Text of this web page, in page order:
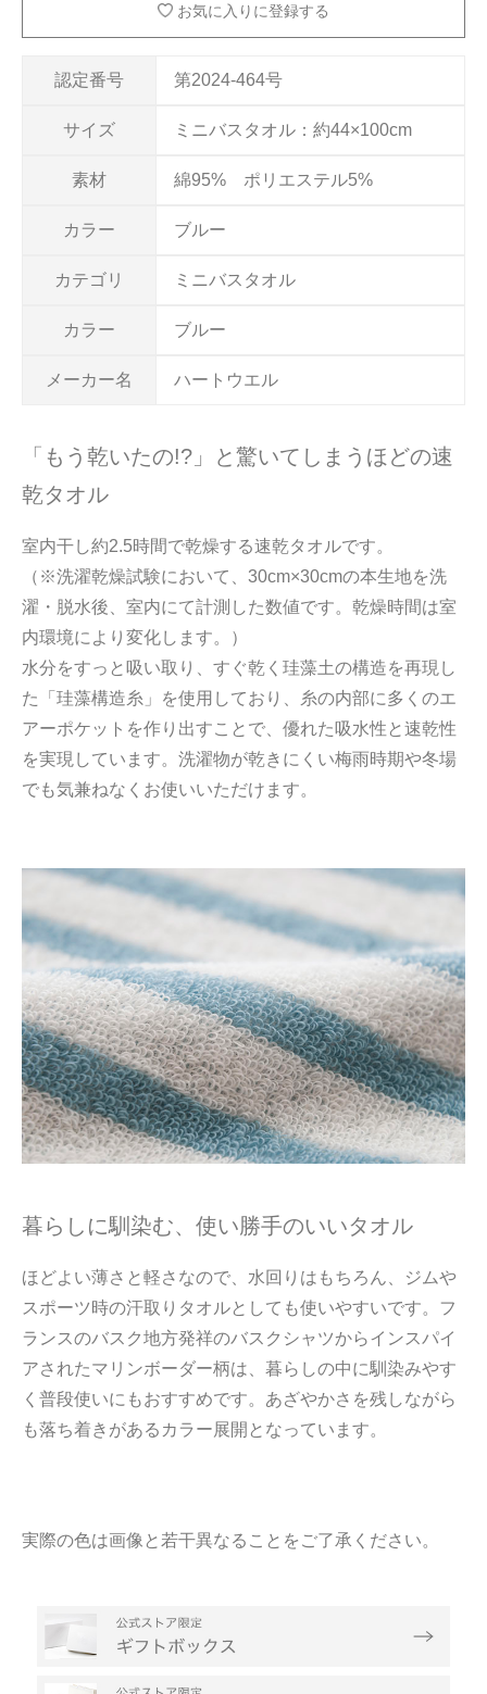
認定番号 第2024-464号
サイズ ミニバスタオル：約44×100cm
素材 綿95% ポリエステル5%
カラー ブルー
カテゴリ ミニバスタオル
カラー ブルー
メーカー名 ハートウエル
お気に入りに登録する
「もう乾いたの!?」と驚いてしまうほどの速
乾タオル
室内干し約2.5時間で乾燥する速乾タオルです。
（※洗濯乾燥試験において、30cm×30cmの本生地を洗
濯・脱水後、室内にて計測した数値です。乾燥時間は室
内環境により変化します。）
水分をすっと吸い取り、すぐ乾く珪藻土の構造を再現し
た「珪藻構造糸」を使用しており、糸の内部に多くのエ
アーポケットを作り出すことで、優れた吸水性と速乾性
を実現しています。洗濯物が乾きにくい梅雨時期や冬場
でも気兼ねなくお使いいただけます。
暮らしに馴染む、使い勝手のいいタオル
ほどよい薄さと軽さなので、水回りはもちろん、ジムや
スポーツ時の汗取りタオルとしても使いやすいです。フ
ランスのバスク地方発祥のバスクシャツからインスパイ
アされたマリンボーダー柄は、暮らしの中に馴染みやす
く普段使いにもおすすめです。あざやかさを残しながら
も落ち着きがあるカラー展開となっています。
実際の色は画像と若干異なることをご了承ください。